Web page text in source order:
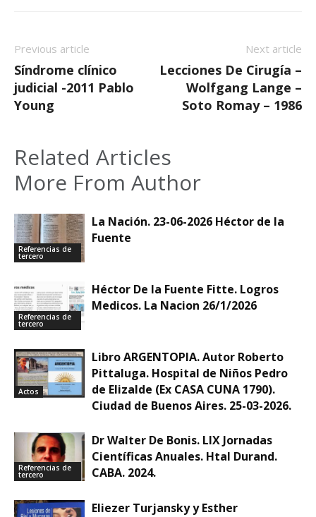
Previous article
Síndrome clínico
judicial -2011 Pablo
Young
Next article
Lecciones De Cirugía –
Wolfgang Lange –
Soto Romay – 1986
Related Articles
More From Author
Referencias de
tercero
La Nación. 23-06-2026 Héctor de la
Fuente
Referencias de
tercero
Héctor De la Fuente Fitte. Logros
Medicos. La Nacion 26/1/2026
Actos
Libro ARGENTOPIA. Autor Roberto
Pittaluga. Hospital de Niños Pedro
de Elizalde (Ex CASA CUNA 1790).
Ciudad de Buenos Aires. 25-03-2026.
Referencias de
tercero
Dr Walter De Bonis. LIX Jornadas
Científicas Anuales. Htal Durand.
CABA. 2024.
Eliezer Turjansky y Esther